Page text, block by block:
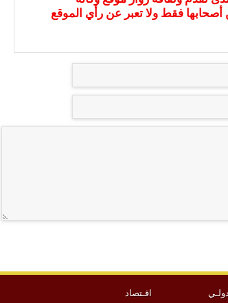
أصحابها فقط ولا تعبر عن رأي الموقع
اقـتصاد